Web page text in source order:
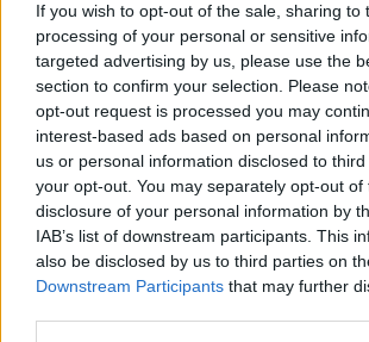
If you wish to opt-out of the sale, sharing to
processing of your personal or sensitive
targeted advertising by us, please use the
section to confirm your selection. Please
opt-out request is processed you may
interest-based ads based on personal
us or personal information disclosed to
your opt-out. You may separately opt-out of
disclosure of your personal information by
IAB’s list of downstream participants. This
also be disclosed by us to third parties on
Downstream Participants that may further
hangzásbeli kísérletezésekre is.
megköszönnénk Iklódi Tominak a
Gyarmati Balázs nak a basst és az
A vírus-sztori miatt ez alkalommal
klipekkel megtámogatott single-ket
(2021. augusztus),Inner Overdrive
ésJuicy News(2022. január).
A lemezről Csatáry Ádám énekes-
dalról dalra.
Money